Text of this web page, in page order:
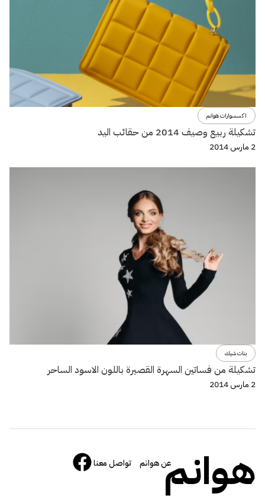
اكسسوارات هوانم
تشكيلة ربيع وصيف 2014 من حقائب اليد
2 مارس 2014
بنات شيك
تشكيلة من فساتين السهرة القصيرة باللون الاسود الساحر
2 مارس 2014
هوانمعن هوانم تواصل معنا